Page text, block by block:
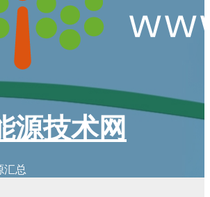
源技术网
汇总